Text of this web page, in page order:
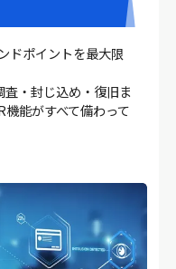
ドポイントを最大限
・封じ込め・復旧ま
能がすべて備わって